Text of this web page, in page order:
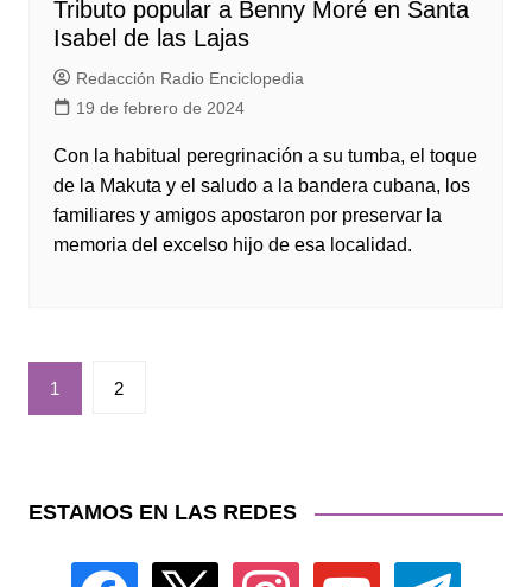
Tributo popular a Benny Moré en Santa
Isabel de las Lajas
Redacción Radio Enciclopedia
19 de febrero de 2024
Con la habitual peregrinación a su tumba, el toque
de la Makuta y el saludo a la bandera cubana, los
familiares y amigos apostaron por preservar la
memoria del excelso hijo de esa localidad.
Paginación
de
1 2
ESTAMOS EN LAS REDES
facebook instagram youtube telegram